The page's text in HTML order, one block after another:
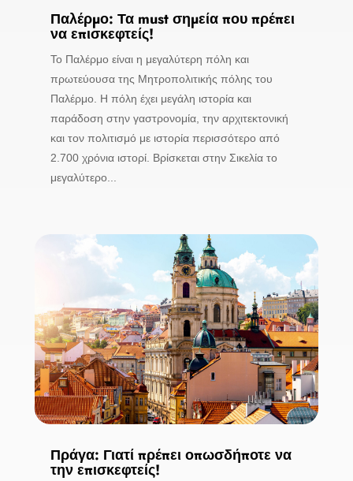
Παλέρμο: Τα must σημεία που πρέπει
να επισκεφτείς!
Το Παλέρμο είναι η μεγαλύτερη πόλη και
πρωτεύουσα της Μητροπολιτικής πόλης του
Παλέρμο. Η πόλη έχει μεγάλη ιστορία και
παράδοση στην γαστρονομία, την αρχιτεκτονική
και τον πολιτισμό με ιστορία περισσότερο από
2.700 χρόνια ιστορί. Βρίσκεται στην Σικελία το
μεγαλύτερο...
Πράγα: Γιατί πρέπει οπωσδήποτε να
την επισκεφτείς!